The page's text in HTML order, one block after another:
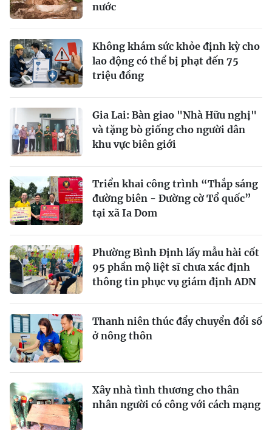
nước
Không khám sức khỏe định kỳ cho
lao động có thể bị phạt đến 75
triệu đồng
Gia Lai: Bàn giao "Nhà Hữu nghị"
và tặng bò giống cho người dân
khu vực biên giới
Triển khai công trình “Thắp sáng
đường biên - Đường cờ Tổ quốc”
tại xã Ia Dom
Phường Bình Định lấy mẫu hài cốt
95 phần mộ liệt sĩ chưa xác định
thông tin phục vụ giám định ADN
Thanh niên thúc đẩy chuyển đổi số
ở nông thôn
Xây nhà tình thương cho thân
nhân người có công với cách mạng